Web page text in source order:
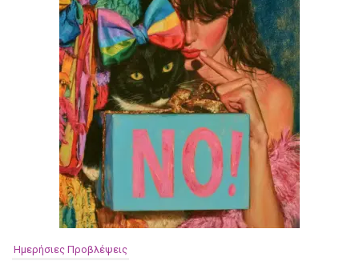
Ημερήσιες Προβλέψεις